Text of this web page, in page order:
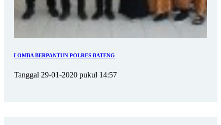
LOMBA BERPANTUN POLRES BATENG
Tanggal 29-01-2020 pukul 14:57